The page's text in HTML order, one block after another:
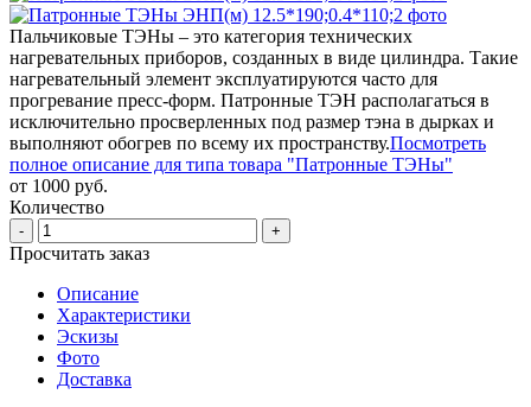
Пальчиковые ТЭНы – это категория технических
нагревательных приборов, созданных в виде цилиндра. Такие
нагревательный элемент эксплуатируются часто для
прогревание пресс-форм. Патронные ТЭН располагаться в
исключительно просверленных под размер тэна в дырках и
выполняют обогрев по всему их пространству.Посмотреть
полное описание для типа товара "Патронные ТЭНы"
от 1000 руб.
Количество
- +
Просчитать заказ
Описание
Характеристики
Эскизы
Фото
Доставка